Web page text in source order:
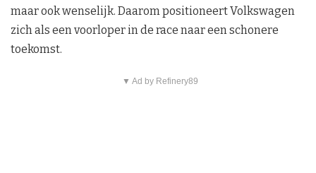
maar ook wenselijk. Daarom positioneert Volkswagen
zich als een voorloper in de race naar een schonere
toekomst.
▼ Ad by Refinery89